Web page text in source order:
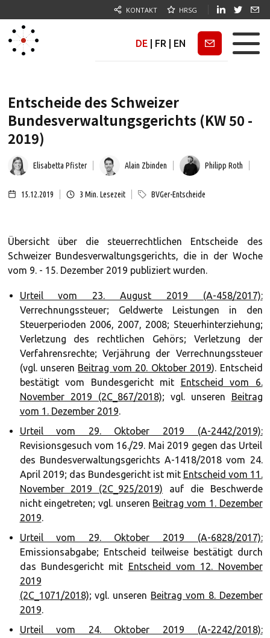
KONTAKT HRSG
DE FR EN Newsletter
Entscheide des Schweizer
Bundesverwaltungsgerichts (KW 50 -
2019)
Elisabetta Pfister Alain Zbinden Philipp Roth
15.12.2019 3 Min. Lesezeit BVGer-Entscheide
Übersicht über die steuerrechtlichen Entscheide des
Schweizer Bundesverwaltungsgerichts, die in der Woche
vom 9. - 15. Dezember 2019 publiziert wurden.
Urteil vom 23. August 2019 (A-458/2017):
Verrechnungssteuer; Geldwerte Leistungen in den
Steuerperioden 2006, 2007, 2008; Steuerhinterziehung;
Verletzung des rechtlichen Gehörs; Verletzung der
Verfahrensrechte; Verjährung der Verrechnungssteuer
(vgl. unseren Beitrag vom 20. Oktober 2019). Entscheid
bestätigt vom Bundesgericht mit Entscheid vom 6.
November 2019 (2C_867/2018); vgl. unseren Beitrag
vom 1. Dezember 2019.
Urteil vom 29. Oktober 2019 (A-2442/2019):
Revisionsgesuch vom 16./29. Mai 2019 gegen das Urteil
des Bundesverwaltungsgerichts A-1418/2018 vom 24.
April 2019; das Bundesgericht ist mit Entscheid vom 11.
November 2019 (2C_925/2019) auf die Beschwerde
nicht eingetreten; vgl. unseren Beitrag vom 1. Dezember
2019.
Urteil vom 29. Oktober 2019 (A-6828/2017):
Emissionsabgabe; Entscheid teilweise bestätigt durch
das Bundesgericht mit Entscheid vom 12. November
2019
(2C_1071/2018); vgl. unseren Beitrag vom 8. Dezember
2019.
Urteil vom 24. Oktober 2019 (A-2242/2018):